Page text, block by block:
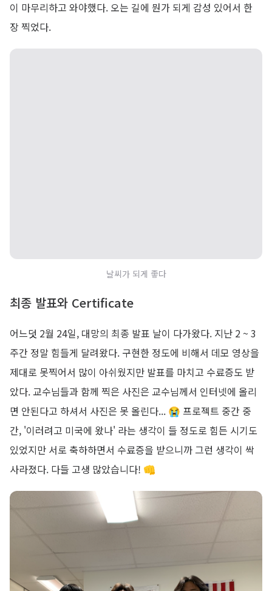
이 마무리하고 와야했다. 오는 길에 뭔가 되게 감성 있어서 한
장 찍었다.
날씨가 되게 좋다
최종 발표와 Certificate
어느덧 2월 24일, 대망의 최종 발표 날이 다가왔다. 지난 2 ~ 3
주간 정말 힘들게 달려왔다. 구현한 정도에 비해서 데모 영상을
제대로 못찍어서 많이 아쉬웠지만 발표를 마치고 수료증도 받
았다. 교수님들과 함께 찍은 사진은 교수님께서 인터넷에 올리
면 안된다고 하셔서 사진은 못 올린다... 😭 프로젝트 중간 중
간, '이러려고 미국에 왔나' 라는 생각이 들 정도로 힘든 시기도
있었지만 서로 축하하면서 수료증을 받으니까 그런 생각이 싹
사라졌다. 다들 고생 많았습니다! 👊